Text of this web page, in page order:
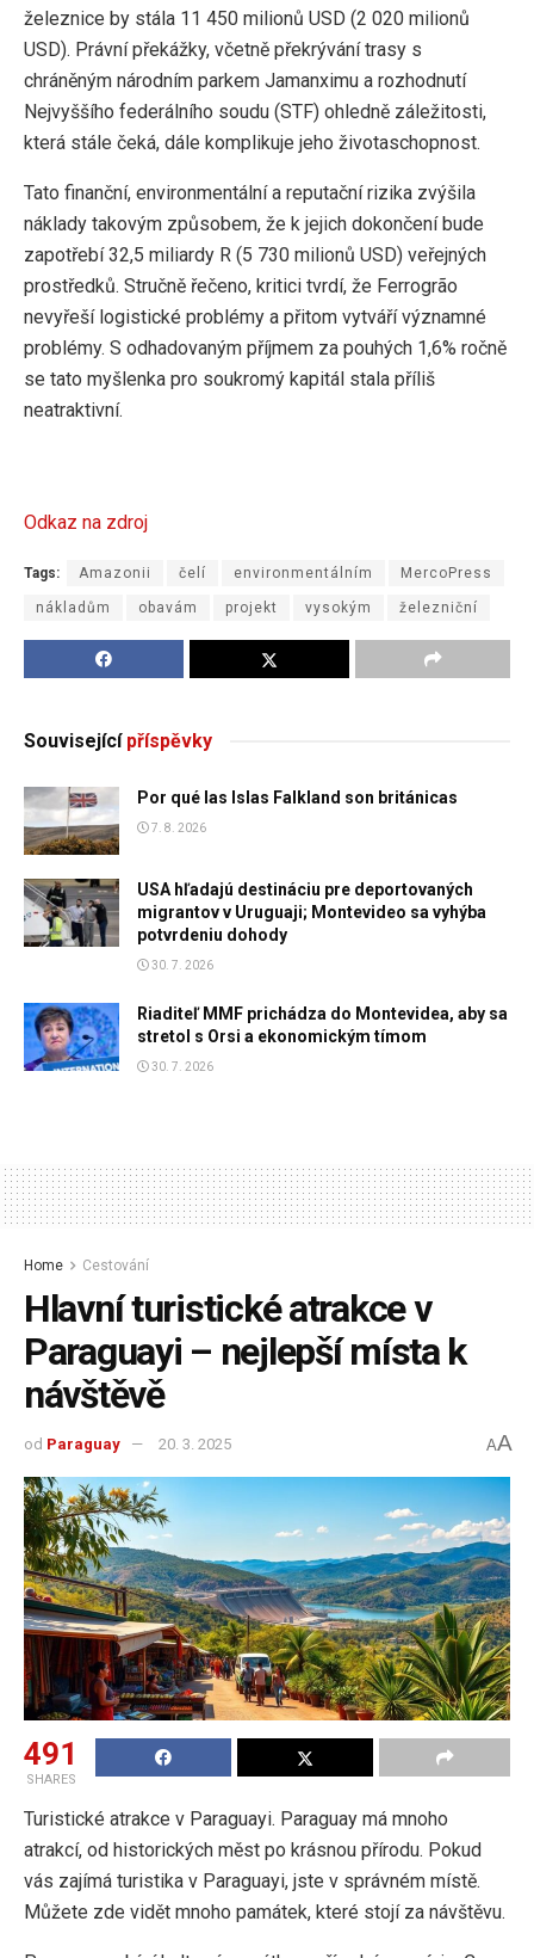
železnice by stála 11 450 milionů USD (2 020 milionů
USD). Právní překážky, včetně překrývání trasy s
chráněným národním parkem Jamanximu a rozhodnutí
Nejvyššího federálního soudu (STF) ohledně záležitosti,
která stále čeká, dále komplikuje jeho životaschopnost.
Tato finanční, environmentální a reputační rizika zvýšila
náklady takovým způsobem, že k jejich dokončení bude
zapotřebí 32,5 miliardy R (5 730 milionů USD) veřejných
prostředků. Stručně řečeno, kritici tvrdí, že Ferrogrão
nevyřeší logistické problémy a přitom vytváří významné
problémy. S odhadovaným příjmem za pouhých 1,6% ročně
se tato myšlenka pro soukromý kapitál stala příliš
neatraktivní.
Odkaz na zdroj
Tags: Amazonii čelí environmentálním MercoPress
nákladům obavám projekt vysokým železniční
Souvisejícípříspěvky
Por qué las Islas Falkland son británicas
7. 8. 2026
USA hľadajú destináciu pre deportovaných
migrantov v Uruguaji; Montevideo sa vyhýba
potvrdeniu dohody
30. 7. 2026
Riaditeľ MMF prichádza do Montevidea, aby sa
stretol s Orsi a ekonomickým tímom
30. 7. 2026
Home Cestování
Hlavní turistické atrakce v
Paraguayi – nejlepší místa k
návštěvě
od Paraguay 20. 3. 2025 AA
491
SHARES
Turistické atrakce v Paraguayi. Paraguay má mnoho
atrakcí, od historických měst po krásnou přírodu. Pokud
vás zajímá turistika v Paraguayi, jste v správném místě.
Můžete zde vidět mnoho památek, které stojí za návštěvu.